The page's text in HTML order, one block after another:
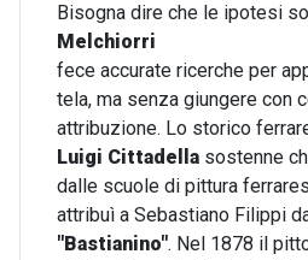
Bisogna dire che le ipotesi
Melchiorri
fece accurate ricerche per
tela, ma senza giungere con
attribuzione. Lo storico
Luigi Cittadella sostenne
dalle scuole di pittura
attribuì a Sebastiano Filippi
"Bastianino". Nel 1878 il